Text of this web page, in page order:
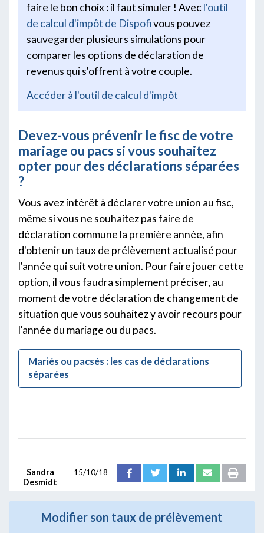
faire le bon choix : il faut simuler ! Avec l'outil
de calcul d'impôt de Dispofivous pouvez
sauvegarder plusieurs simulations pour
comparer les options de déclaration de
revenus qui s'offrent à votre couple.
Accéder à l'outil de calcul d'impôt
Devez-vous prévenir le fisc de votre
mariage ou pacs si vous souhaitez
opter pour des déclarations séparées
?
Vous avez intérêt à déclarer votre union au fisc,
même si vous ne souhaitez pas faire de
déclaration commune la première année, afin
d'obtenir un taux de prélèvement actualisé pour
l'année qui suit votre union. Pour faire jouer cette
option, il vous faudra simplement préciser, au
moment de votre déclaration de changement de
situation que vous souhaitez y avoir recours pour
l'année du mariage ou du pacs.
Mariés ou pacsés : les cas de déclarations
séparées
Sandra
Desmidt
15/10/18
Modifier son taux de prélèvement